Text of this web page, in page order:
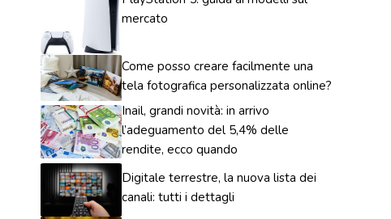
mercato
Come posso creare facilmente una
tela fotografica personalizzata online?
Inail, grandi novità: in arrivo
l’adeguamento del 5,4% delle
rendite, ecco quando
Digitale terrestre, la nuova lista dei
canali: tutti i dettagli